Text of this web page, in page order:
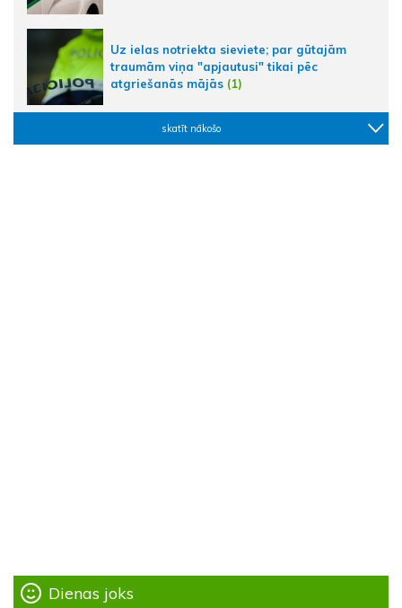
Uz ielas notriekta sieviete; par gūtajām
traumām viņa "apjautusi" tikai pēc
atgriešanās mājās (1)
skatīt nākošo
Dienas joks